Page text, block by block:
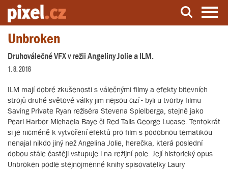
Server o natáčení a zpracování videa
Unbroken
Druhoválečné VFX v režii Angeliny Jolie a ILM.
1. 8. 2016
ILM mají dobré zkušenosti s válečnými filmy a efekty bitevních
strojů druhé světové války jim nejsou cizí - byli u tvorby filmu
Saving Private Ryan režiséra Stevena Spielberga, stejně jako
Pearl Harbor Michaela Baye či Red Tails George Lucase. Tentokrát
si je nicméně k vytvoření efektů pro film s podobnou tematikou
nenajal nikdo jiný než Angelina Jolie, herečka, která poslední
dobou stále častěji vstupuje i na režijní pole. Její historický opus
Unbroken podle stejnojmenné knihy spisovatelky Laury